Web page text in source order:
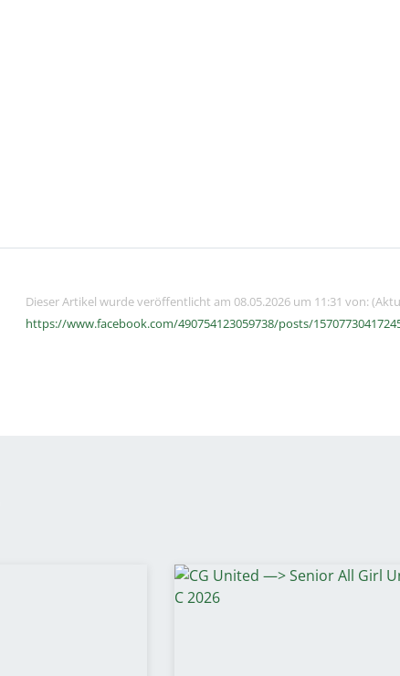
Dieser Artikel wurde veröffentlicht am 08.05.2026 um 11:31 von:
https://www.facebook.com/490754123059738/posts/